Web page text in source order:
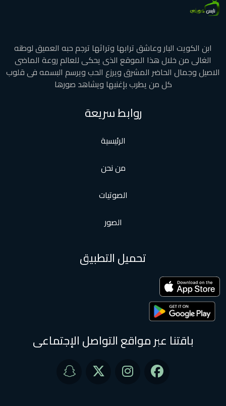
ابن الكويت البار وعاشق ترابها وتراثها ترجم حبه العميق لوطنه
الغالى من خلال هذا الموقع الذى يحكى للعالم روعة الماضى
الاصيل وجمال الحاضر المشرق ويرزع الحب ويرسم البسمه فى قلوب
كل من يطرب بإغنيها ويشاهد صورها
روابط سريعة
الرئيسية
من نحن
الصوتيات
الصور
تحميل التطبيق
باقتنا عبر مواقع التواصل الإجتماعى